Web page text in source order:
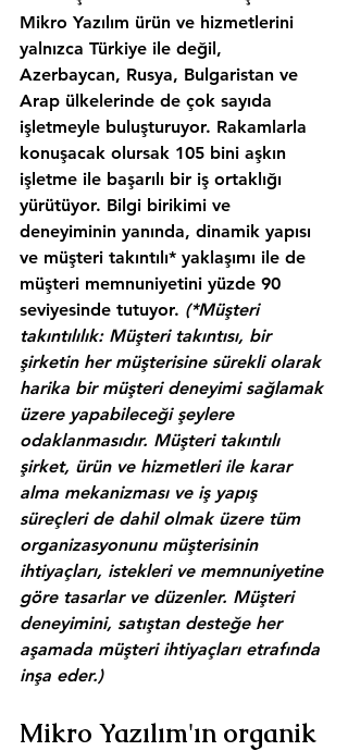
Mikro Yazılım ürün ve hizmetlerini
yalnızca Türkiye ile değil,
Azerbaycan, Rusya, Bulgaristan ve
Arap ülkelerinde de çok sayıda
işletmeyle buluşturuyor. Rakamlarla
konuşacak olursak 105 bini aşkın
işletme ile başarılı bir iş ortaklığı
yürütüyor. Bilgi birikimi ve
deneyiminin yanında, dinamik yapısı
ve müşteri takıntılı* yaklaşımı ile de
müşteri memnuniyetini yüzde 90
seviyesinde tutuyor. (*Müşteri
takıntılılık: Müşteri takıntısı, bir
şirketin her müşterisine sürekli olarak
harika bir müşteri deneyimi sağlamak
üzere yapabileceği şeylere
odaklanmasıdır. Müşteri takıntılı
şirket, ürün ve hizmetleri ile karar
alma mekanizması ve iş yapış
süreçleri de dahil olmak üzere tüm
organizasyonunu müşterisinin
ihtiyaçları, istekleri ve memnuniyetine
göre tasarlar ve düzenler. Müşteri
deneyimini, satıştan desteğe her
aşamada müşteri ihtiyaçları etrafında
inşa eder.)
Mikro Yazılım'ın organik